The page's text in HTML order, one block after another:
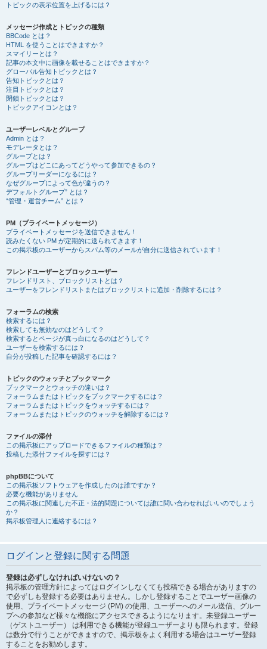
トピックの表示位置を上げるには？
メッセージ作成とトピックの種類
BBCode とは？
HTML を使うことはできますか？
スマイリーとは？
記事の本文中に画像を載せることはできますか？
グローバル告知トピックとは？
告知トピックとは？
注目トピックとは？
閉鎖トピックとは？
トピックアイコンとは？
ユーザーレベルとグループ
Admin とは？
モデレータとは？
グループとは？
グループはどこにあってどうやって参加できるの？
グループリーダーになるには？
なぜグループによって色が違うの？
デフォルトグループ” とは？
“管理・運営チーム” とは？
PM（プライベートメッセージ）
プライベートメッセージを送信できません！
読みたくない PM が定期的に送られてきます！
この掲示板のユーザーからスパム等のメールが自分に送信されています！
フレンドユーザーとブロックユーザー
フレンドリスト、ブロックリストとは？
ユーザーをフレンドリストまたはブロックリストに追加・削除するには？
フォーラムの検索
検索するには？
検索しても無効なのはどうして？
検索するとページが真っ白になるのはどうして？
ユーザーを検索するには？
自分が投稿した記事を確認するには？
トピックのウォッチとブックマーク
ブックマークとウォッチの違いは？
フォーラムまたはトピックをブックマークするには？
フォーラムまたはトピックをウォッチするには？
フォーラムまたはトピックのウォッチを解除するには？
ファイルの添付
この掲示板にアップロードできるファイルの種類は？
投稿した添付ファイルを探すには？
phpBBについて
この掲示板ソフトウェアを作成したのは誰ですか？
必要な機能がありません
この掲示板に関連した不正・法的問題については誰に問い合わせればいいのでしょう
か？
掲示板管理人に連絡するには？
ログインと登録に関する問題
登録は必ずしなければいけないの？
掲示板の管理方針によってはログインしなくても投稿できる場合がありますの
で必ずしも登録する必要はありません。しかし登録することでユーザー画像の
使用、プライベートメッセージ (PM) の使用、ユーザーへのメール送信、グルー
プへの参加など様々な機能にアクセスできるようになります。未登録ユーザー
（ゲストユーザー） は利用できる機能が登録ユーザーよりも限られます。登録
は数分で行うことができますので、掲示板をよく利用する場合はユーザー登録
することをお勧めします。